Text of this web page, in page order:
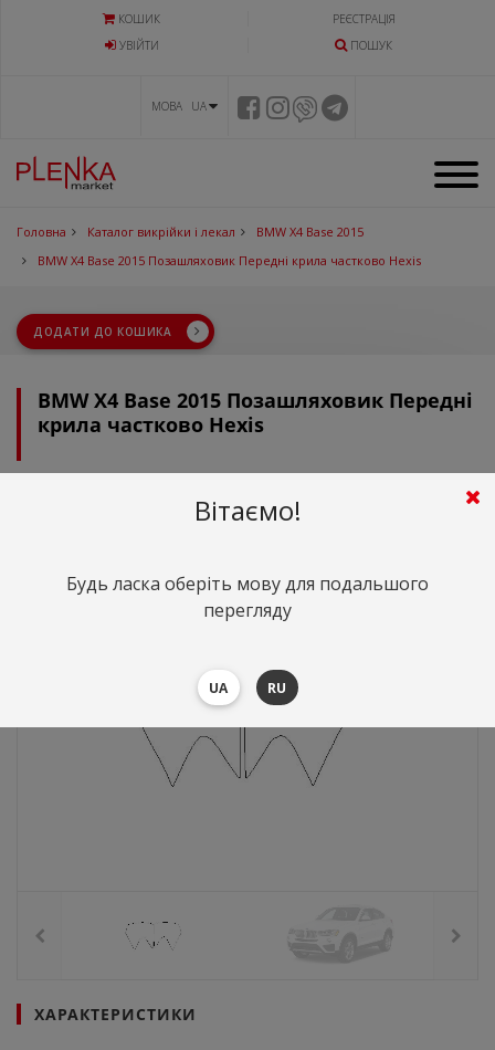
КОШИК
РЕЄСТРАЦІЯ
УВIЙТИ
ПОШУК
МОВА UA
Головна Каталог викрійки і лекал
BMW X4 Base 2015
BMW X4 Base 2015 Позашляховик Передні крила частково Hexis
ДОДАТИ ДО КОШИКА
BMW X4 Base 2015 Позашляховик Передні
крила частково Hexis
грн.
ХАРАКТЕРИСТИКИ
Вітаємо!
Будь ласка оберіть мову для подальшого
перегляду
UA RU